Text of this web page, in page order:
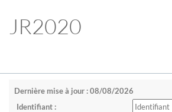
JR2020
Dernière mise à jour : 08/08/2026
Identifiant :